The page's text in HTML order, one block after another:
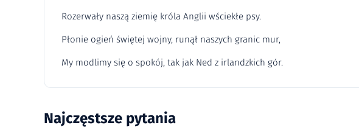
Rozerwały naszą ziemię króla Anglii wściekłe psy.
Płonie ogień świętej wojny, runął naszych granic mur,
My modlimy się o spokój, tak jak Ned z irlandzkich gór.
Najczęstsze pytania